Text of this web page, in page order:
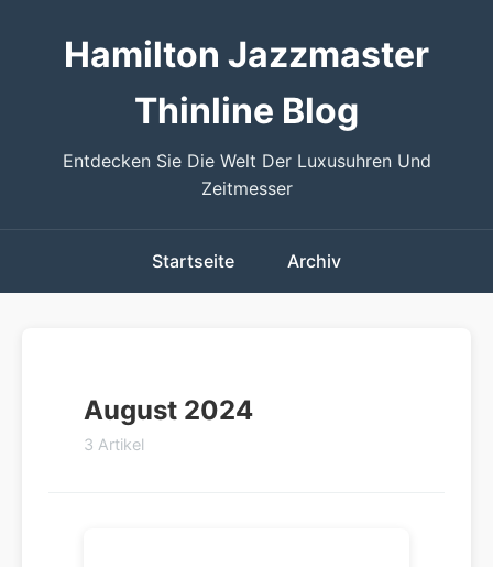
Hamilton Jazzmaster
Thinline Blog
Entdecken Sie Die Welt Der Luxusuhren Und
Zeitmesser
Startseite Archiv
August 2024
3 Artikel